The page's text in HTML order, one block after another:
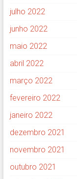
julho 2022
junho 2022
maio 2022
abril 2022
março 2022
fevereiro 2022
janeiro 2022
dezembro 2021
novembro 2021
outubro 2021